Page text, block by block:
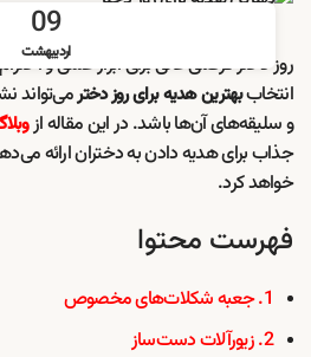
09
اردیبهشت
روز دختر فرصتی عالی برای ابراز عشق و
انتخاببهترین هدیه برای روز دخترمی‌تواند
و سلیقه‌های آن‌ها باشد. در این مقاله از
جذاب برای هدیه دادن به دختران ارائه
خواهد کرد.
فهرست محتوا
1. جعبه شکلات‌های مخصوص
2. زیورآلات دست‌ساز